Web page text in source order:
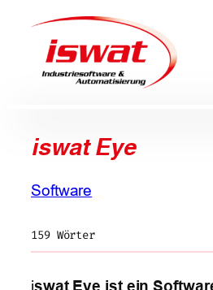
Zum
springen
iswat Eye
Software
159 Wörter
iswat Eye ist ein